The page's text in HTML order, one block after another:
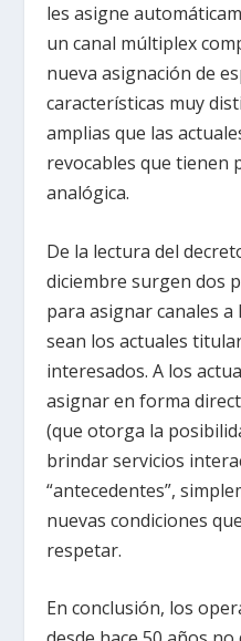
les asigne
un canal múltiplex
nueva asignación de
características muy
amplias que las
revocables que tienen
analógica.
De la lectura del
diciembre surgen dos
para asignar canales
sean los actuales
interesados. A los
asignar en forma
(que otorga la
brindar servicios
“antecedentes”,
nuevas condiciones
respetar.
En conclusión, los